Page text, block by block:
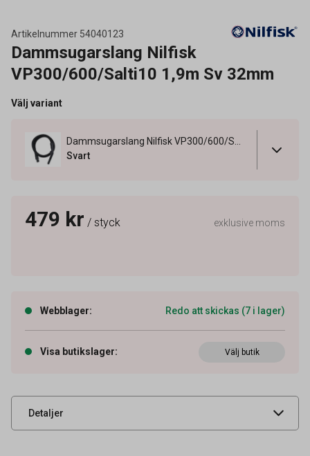
Artikelnummer 54040123
Dammsugarslang Nilfisk
VP300/600/Salti10 1,9m Sv 32mm
Välj variant
Svart
479 kr / styck exklusive moms
Webblager: Redo att skickas (7 i lager)
Visa butikslager: Välj butik
Detaljer
Artikelnummer 54040123
UNSPSC 47121607